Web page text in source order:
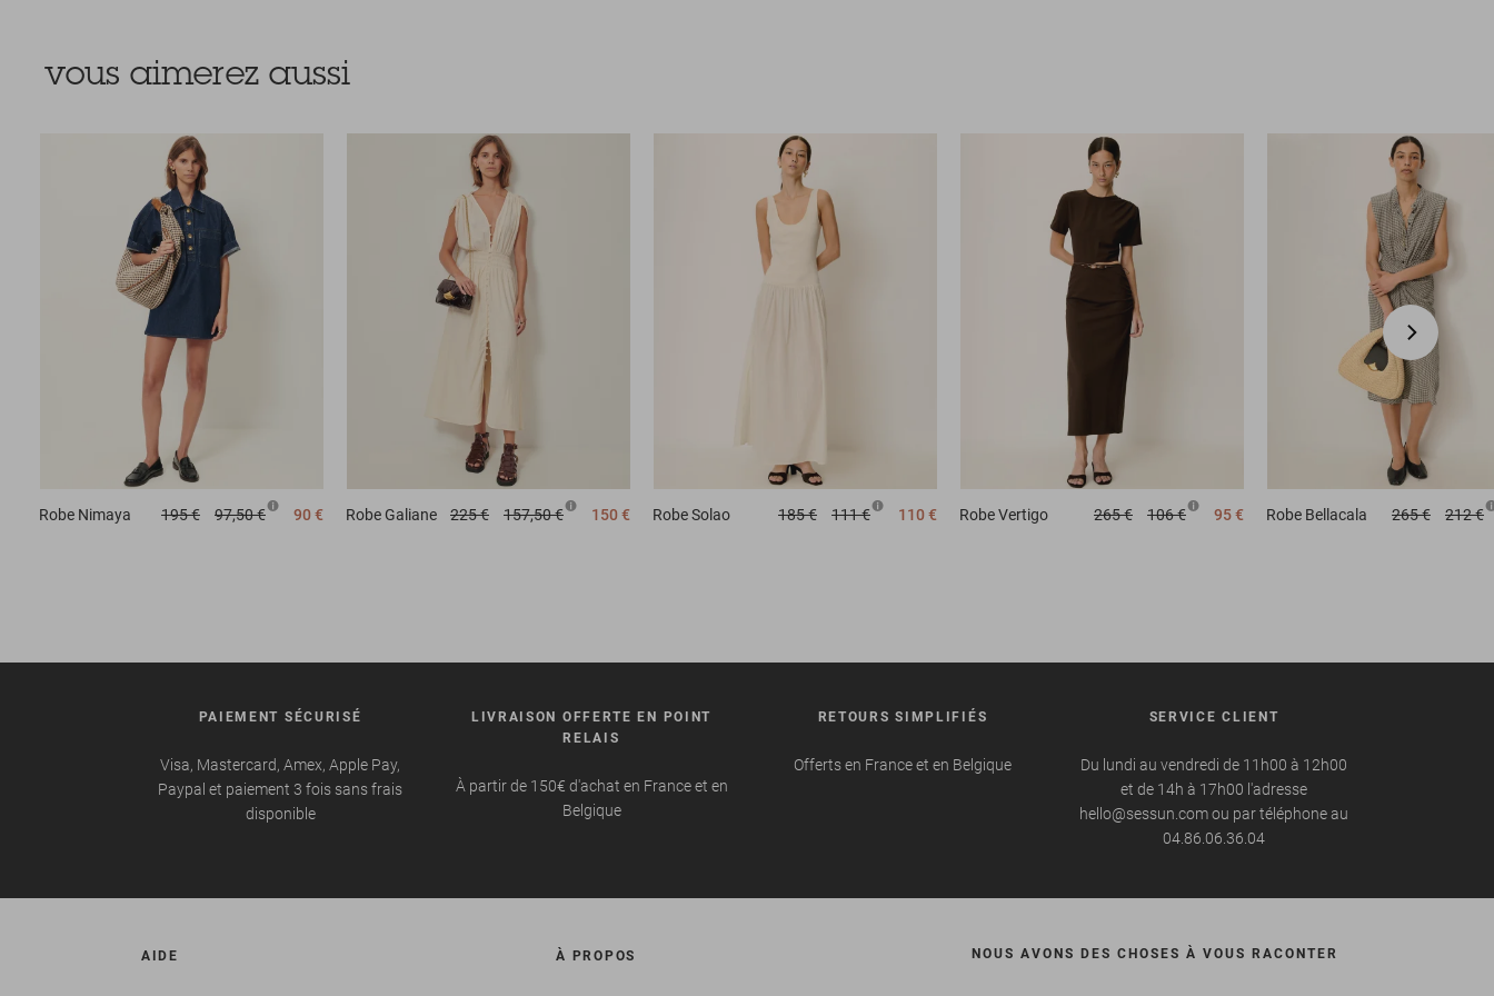
vous aimerez aussi
Robe Nimaya 195 € 97,50 € 90 € Robe Galiane 225 € 157,50 € 150 € RobeSolao 185 € 111 € 110 € RobeVertigo 265 € 106 € 95 € Robe Bellacala 265 € 212 €
PAIEMENT SÉCURISÉ
Visa, Mastercard, Amex, Apple Pay,
Paypal et paiement 3 fois sans frais
disponible
LIVRAISON OFFERTE EN POINT
RELAIS
À partir de 150€ d'achat en France et en
Belgique
RETOURS SIMPLIFIÉS
Offerts en France et en Belgique
SERVICE CLIENT
Du lundi au vendredi de 11h00 à 12h00
et de 14h à 17h00 l'adresse
hello@sessun.com ou par téléphone au
04.86.06.36.04
AIDE À PROPOS NOUS AVONS DES CHOSES À VOUS RACONTER